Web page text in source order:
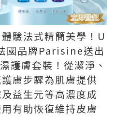
驗法式精簡美學！U
國品牌Parisine送出
護膚套裝！從潔淨、
膚步驟為肌膚提供
益生元等高濃度成
有助恢復維持皮膚